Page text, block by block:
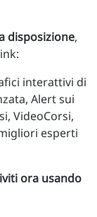
disposizione,
interattivi di
Alert sui
VideoCorsi,
esperti
ora usando